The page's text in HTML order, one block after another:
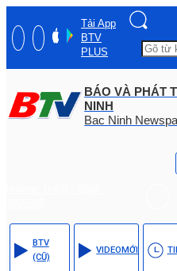
Tải App
BTV
PLUS
BÁO VÀ PHÁT
NINH
Bac Ninh
BTV
(CŨ)
VIDEOMỚI